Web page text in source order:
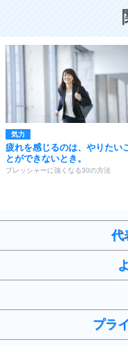
気力
疲れを感じるのは、やりたい
とができないとき。
プレッシャーに強くなる30の方法
代
プラ